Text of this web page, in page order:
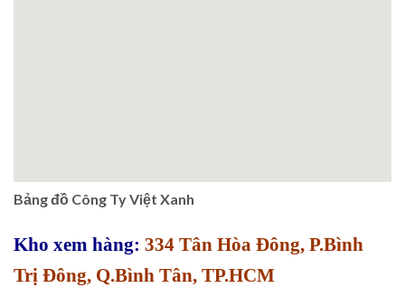
Bảng đồ Công Ty Việt Xanh
Kho xem hàng: 334 Tân Hòa Đông, P.Bình
Trị Đông, Q.Bình Tân, TP.HCM